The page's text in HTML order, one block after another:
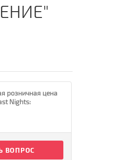
розничная цена
Nights:
ВОПРОС